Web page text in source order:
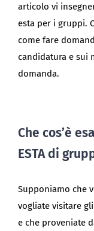
articolo vi
esta per i gruppi.
come fare
candidatura e sui
domanda.
Che cos’è
ESTA di
Supponiamo che
vogliate visitare
e che proveniate